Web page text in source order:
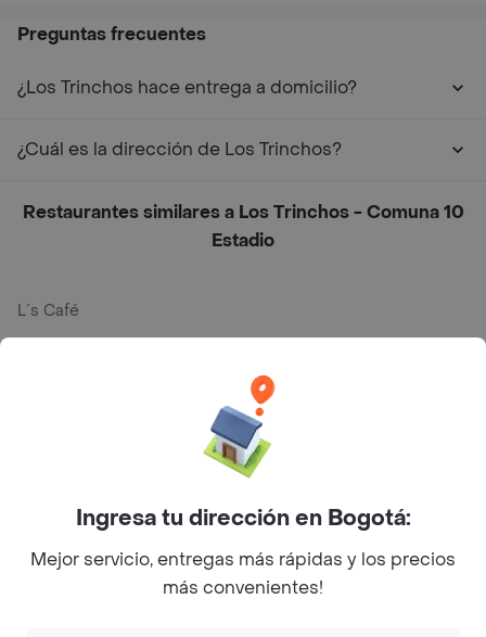
Preguntas frecuentes
¿Los Trinchos hace entrega a domicilio?
¿Cuál es la dirección de Los Trinchos?
Restaurantes similares a Los Trinchos - Comuna 10
Estadio
L´s Café
Myriam Camhi Co
Magnifique
Ingresa tu dirección en Bogotá:
Mejor servicio, entregas más rápidas y los precios
más convenientes!